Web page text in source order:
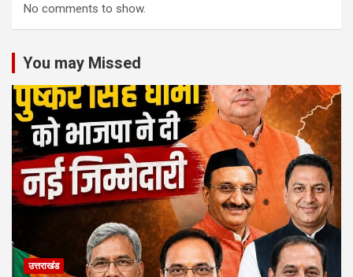
No comments to show.
You may Missed
उत्तराखंड